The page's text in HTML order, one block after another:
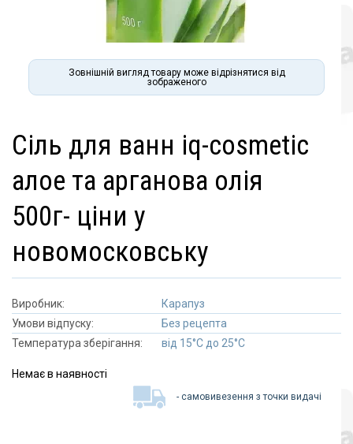
Зовнішній вигляд товару може відрізнятися від
зображеного
сіль для ванн iq-cosmetic
алое та арганова олія
500г- ціни у
новомосковську
Виробник:
Карапуз
Умови відпуску:
Без рецепта
Температура зберігання:
від 15°C до 25°C
Немає в наявності
- самовивезення з точки видачі